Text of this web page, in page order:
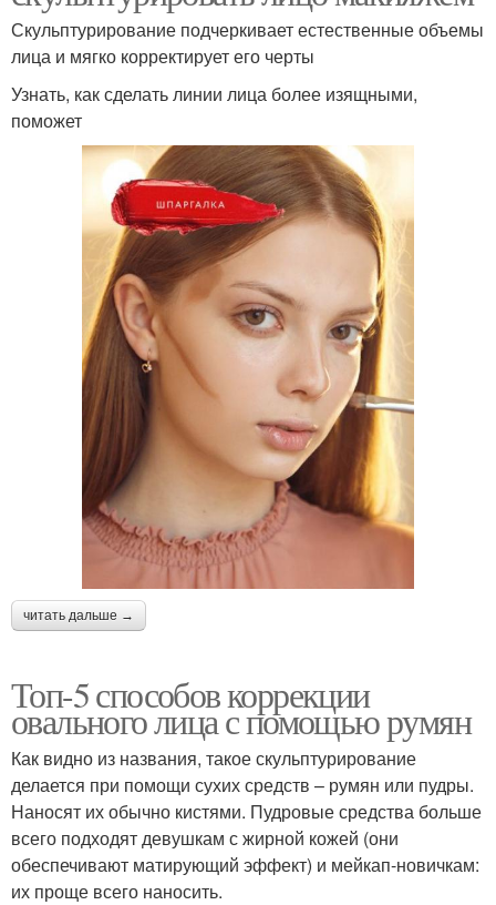
Скульптурирование подчеркивает естественные объемы
лица и мягко корректирует его черты
Узнать, как сделать линии лица более изящными,
поможет
читать дальше →
Топ-5 способов коррекции
овального лица с помощью румян
Как видно из названия, такое скульптурирование
делается при помощи сухих средств – румян или пудры.
Наносят их обычно кистями. Пудровые средства больше
всего подходят девушкам с жирной кожей (они
обеспечивают матирующий эффект) и мейкап-новичкам:
их проще всего наносить.